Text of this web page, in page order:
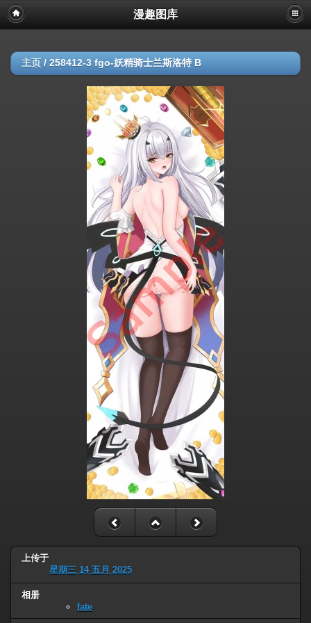
漫趣图库
主页 / 258412-3 fgo-妖精骑士兰斯洛特 B
上传于
星期三 14 五月 2025
相册
fate